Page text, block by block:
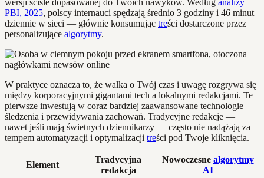
wersji ściśle dopasowanej do Twoich nawyków. Według analizy
PBI, 2025, polscy internauci spędzają średnio 3 godziny i 46 minut
dziennie w sieci — głównie konsumując treści dostarczone przez
personalizujące algorytmy.
W praktyce oznacza to, że walka o Twój czas i uwagę rozgrywa się
między korporacyjnymi gigantami tech a lokalnymi redakcjami. Te
pierwsze inwestują w coraz bardziej zaawansowane technologie
śledzenia i przewidywania zachowań. Tradycyjne redakcje —
nawet jeśli mają świetnych dziennikarzy — często nie nadążają za
tempem automatyzacji i optymalizacji treści pod Twoje kliknięcia.
Element
Tradycyjna
redakcja
Nowoczesne algorytmy
AI